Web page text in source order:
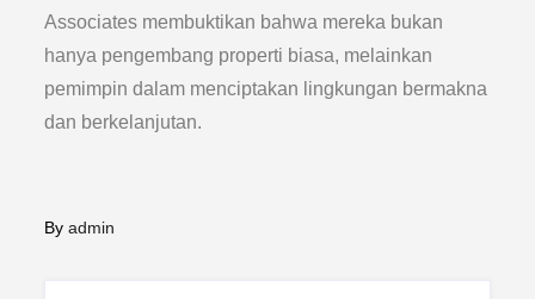
Associates membuktikan bahwa mereka bukan
hanya pengembang properti biasa, melainkan
pemimpin dalam menciptakan lingkungan bermakna
dan berkelanjutan.
Byadmin